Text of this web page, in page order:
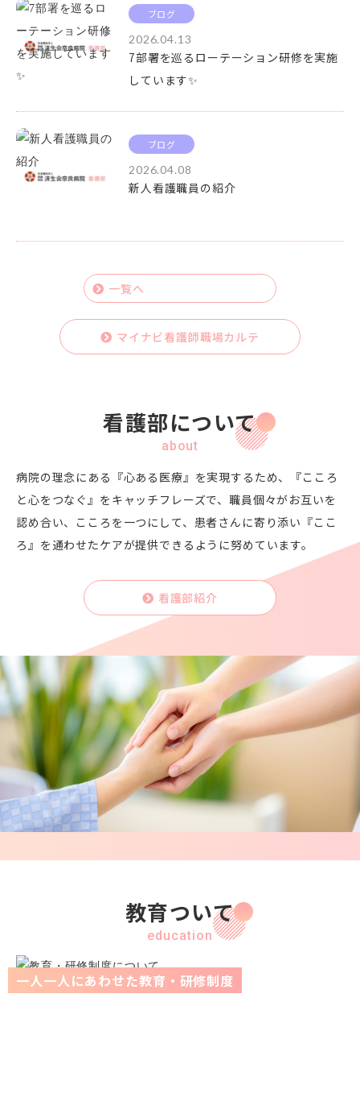
ブログ
2026.04.13
7部署を巡るローテーション研修を実施
しています✨
ブログ
2026.04.08
新人看護職員の紹介
一覧へ
マイナビ看護師職場カルテ
看護部について
about
病院の理念にある『心ある医療』を実現するため、
『こころ
と心をつなぐ』をキャッチフレーズで、職員個々がお互いを
認め合い、こころを一つにして、 患者さんに寄り添い『ここ
ろ』を通わせたケアが提供できるように努めています。
看護部紹介
教育ついて
education
一人一人にあわせた教育・研修制度